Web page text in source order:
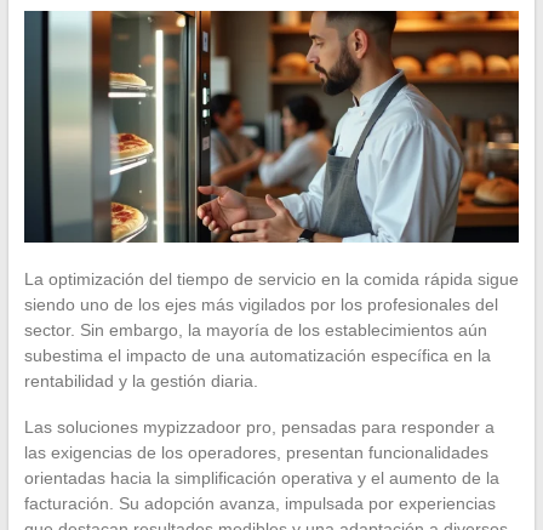
La optimización del tiempo de servicio en la comida rápida sigue
siendo uno de los ejes más vigilados por los profesionales del
sector. Sin embargo, la mayoría de los establecimientos aún
subestima el impacto de una automatización específica en la
rentabilidad y la gestión diaria.
Las soluciones mypizzadoor pro, pensadas para responder a
las exigencias de los operadores, presentan funcionalidades
orientadas hacia la simplificación operativa y el aumento de la
facturación. Su adopción avanza, impulsada por experiencias